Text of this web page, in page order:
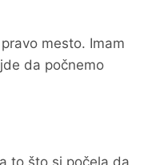
mesto. Imam
da počnemo
to što si počela da